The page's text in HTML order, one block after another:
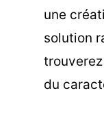
une
solution
du